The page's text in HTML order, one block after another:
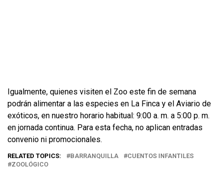
Igualmente, quienes visiten el Zoo este fin de semana
podrán alimentar a las especies en La Finca y el Aviario de
exóticos, en nuestro horario habitual: 9:00 a. m. a 5:00 p. m.
en jornada continua. Para esta fecha, no aplican entradas
convenio ni promocionales.
RELATED TOPICS: BARRANQUILLA
CUENTOS INFANTILES
ZOOLÓGICO